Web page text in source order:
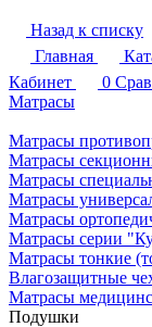
Назад к списку
Главная
Кабинет
0
Матрасы
Матрасы
Матрасы
Матрасы
Матрасы
Матрасы
Матрасы серии
Матрасы тонкие
Влагозащитные
Матрасы
Подушки